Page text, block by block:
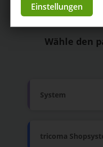
Wähle den
System
tricoma
Einstellungen